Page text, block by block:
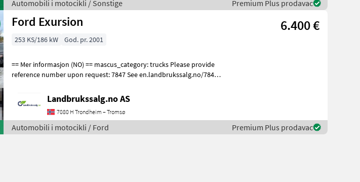
Automobili i motocikli / Sonstige Premium Plus prodavac
Ford Exursion 6.400 €
253 KS/186 kW God. pr. 2001
== Mer informasjon (NO) == mascus_category: trucks Please provide
reference number upon request: 7847 See en.landbrukssalg.no/7847
Landbrukssalg.no AS
7080 H Trondheim – Tromsø
Automobili i motocikli / Ford Premium Plus prodavac